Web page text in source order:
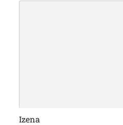
Izena